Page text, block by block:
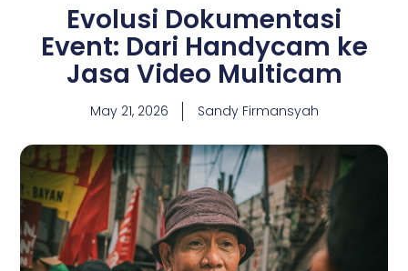
Evolusi Dokumentasi
Event: Dari Handycam ke
Jasa Video Multicam
May 21, 2026 Sandy Firmansyah